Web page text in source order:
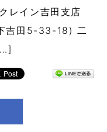
レイン吉田支店
吉田5-33-18) 二